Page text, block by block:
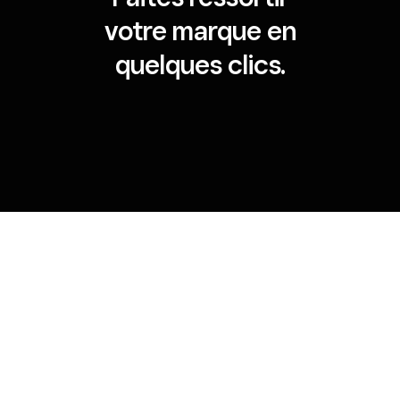
votre marque en
quelques clics.